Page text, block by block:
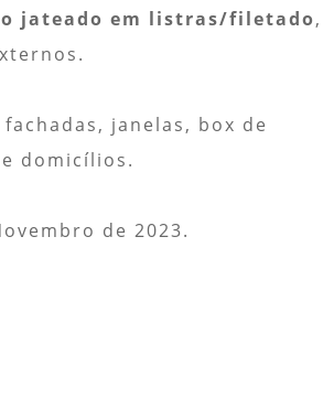
jateado em listras/filetado,
janelas, box de
domicílios.
de 2023.